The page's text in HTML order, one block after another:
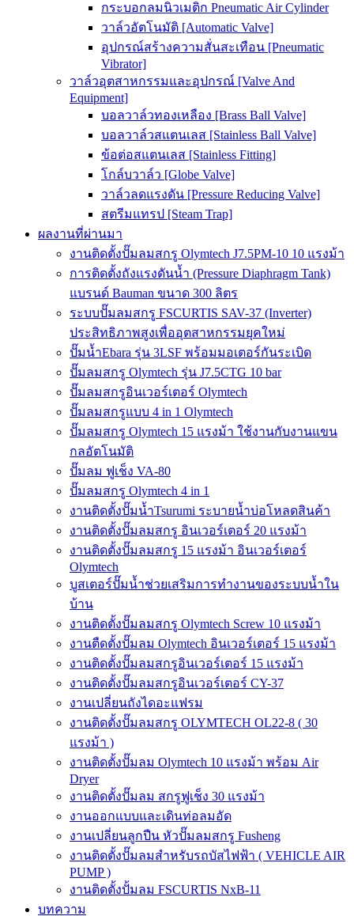
กระบอกลมนิวเมติก Pneumatic Air Cylinder
วาล์วอัตโนมัติ [Automatic Valve]
อุปกรณ์สร้างความสั่นสะเทือน [Pneumatic
Vibrator]
วาล์วอุตสาหกรรมและอุปกรณ์ [Valve And
Equipment]
บอลวาล์วทองเหลือง [Brass Ball Valve]
บอลวาล์วสแตนเลส [Stainless Ball Valve]
ข้อต่อสแตนเลส [Stainless Fitting]
โกล์บวาล์ว [Globe Valve]
วาล์วลดแรงดัน [Pressure Reducing Valve]
สตรีมแทรป [Steam Trap]
ผลงานที่ผ่านมา
งานติดตั้งปั๊มลมสกรู Olymtech J7.5PM-10 10 แรงม้า
การติดตั้งถังแรงดันน้ำ (Pressure Diaphragm Tank)
แบรนด์ Bauman ขนาด 300 ลิตร
ระบบปั๊มลมสกรู FSCURTIS SAV-37 (Inverter)
ประสิทธิภาพสูงเพื่ออุตสาหกรรมยุคใหม่
ปั๊มน้ำEbara รุ่น 3LSF พร้อมมอเตอร์กันระเบิด
ปั๊มลมสกรู Olymtech รุ่น J7.5CTG 10 bar
ปั๊มลมสกรูอินเวอร์เตอร์ Olymtech
ปั๊มลมสกรูแบบ 4 in 1 Olymtech
ปั๊มลมสกรู Olymtech 15 แรงม้า ใช้งานกับงานแขน
กลอัตโนมัติ
ปั๊มลม ฟูเช็ง VA-80
ปั๊มลมสกรู Olymtech 4 in 1
งานติดตั้งปั๊มน้ำTsurumi ระบายน้ำบ่อโหลดสินค้า
งานติดตั้งปั๊มลมสกรู อินเวอร์เตอร์ 20 แรงม้า
งานติดตั้งปั๊มลมสกรู 15 แรงม้า อินเวอร์เตอร์
Olymtech
บูสเตอร์ปั๊มน้ำช่วยเสริมการทำงานของระบบน้ำใน
บ้าน
งานติดตั้งปั๊มลมสกรู Olymtech Screw 10 แรงม้า
งานตืดตั้งปั๊มลม Olymtech อินเวอร์เตอร์ 15 แรงม้า
งานติดตั้งปั๊มลมสกรูอินเวอร์เตอร์ 15 แรงม้า
งานติดตั้งปั๊มลมสกรูอินเวอร์เตอร์ CY-37
งานเปลี่ยนถังไดอะแฟรม
งานติดตั้งปั๊มลมสกรู OLYMTECH OL22-8 ( 30
แรงม้า )
งานติดตั้งปั๊มลม Olymtech 10 แรงม้า พร้อม Air
Dryer
งานติดตั้งปั๊มลม สกรูฟูเช็ง 30 แรงม้า
งานออกแบบและเดินท่อลมอัด
งานเปลี่ยนลูกปืน หัวปั๊มลมสกรู Fusheng
งานติดตั้งปั๊มลมสำหรับรถบัสไฟฟ้า ( VEHICLE AIR
PUMP )
งานติดตั้งปั้มลม FSCURTIS NxB-11
บทความ